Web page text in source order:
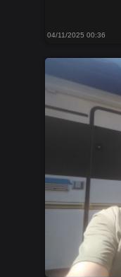
04/11/2025 00:36